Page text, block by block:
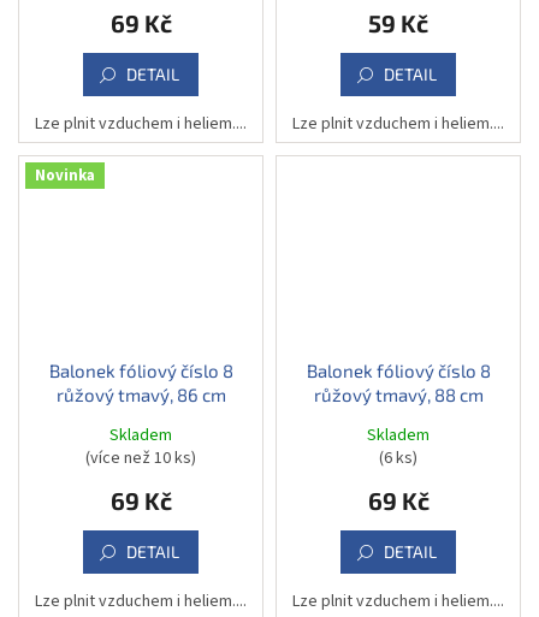
69 Kč
DETAIL
Lze plnit vzduchem i heliem....
59 Kč
DETAIL
Lze plnit vzduchem i heliem....
Novinka
Balonek fóliový číslo 8
růžový tmavý, 86 cm
Skladem
(více než 10 ks)
69 Kč
DETAIL
Lze plnit vzduchem i heliem....
Balonek fóliový číslo 8
růžový tmavý, 88 cm
Skladem
(6 ks)
69 Kč
DETAIL
Lze plnit vzduchem i heliem....